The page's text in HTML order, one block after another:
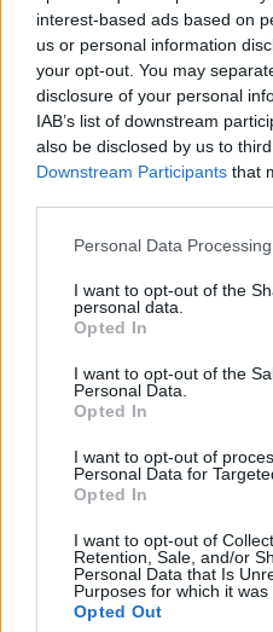
interest-based ads based on
us or personal information
your opt-out. You may
disclosure of your personal
IAB’s list of downstream
also be disclosed by us to
Downstream Participants that
Personal Data
I want to opt-out of the
personal data.
Opted In
I want to opt-out of the
Personal Data.
Opted In
I want to opt-out of
Personal Data for
Opted In
I want to opt-out of
Retention, Sale, and/or
Personal Data that Is
Purposes for which it was
Opted Out
3. Un modo di lavorare più
4. Intelligenza che
sostituisce
5. Flessibilità che soddisfa
marketing, non per le
Omni è una piattaforma
marketing e delle vendite
ecosistemi di crescita
prossima evoluzione del
agenzie. Riduce la
decisioni. Avvicina
Offre ai team più tempo
svolgere un lavoro
rimanere in contatto con le
più: i loro clienti. Il risultato
canale e ogni risultato
allineando le discipline,